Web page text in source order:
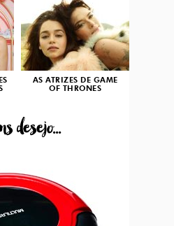
AS ATRIZES DE GAME
OF THRONES
desejo...